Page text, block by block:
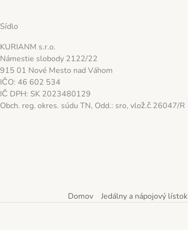
Sídlo
KURIANM s.r.o.
Námestie slobody 2122/22
915 01 Nové Mesto nad Váhom
IČO: 46 602 534
IČ DPH: SK 2023480129
Obch. reg. okres. súdu TN, Odd.: sro, vlož.č.26047/R
Domov Jedálny a nápojový lístok